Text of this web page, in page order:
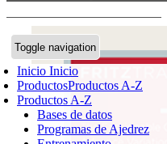
Toggle navigation
Inicio Inicio
ProductosProductos A-Z
Productos A-Z
Bases de datos
Programas de Ajedrez